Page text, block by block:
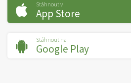
Stáhnout v
App Store
Stáhnout na
Google Play